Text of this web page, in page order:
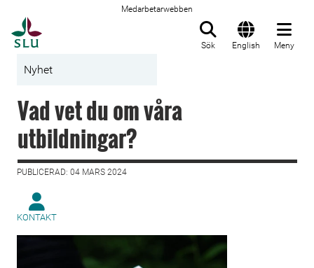
Medarbetarwebben
Sök English Meny
Nyhet
Vad vet du om våra
utbildningar?
PUBLICERAD: 04 MARS 2024
KONTAKT